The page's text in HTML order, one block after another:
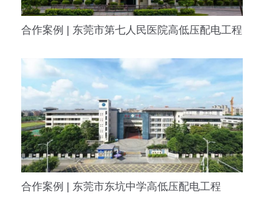
合作案例 | 东莞市第七人民医院高低压配电工程
合作案例 | 东莞市东坑中学高低压配电工程